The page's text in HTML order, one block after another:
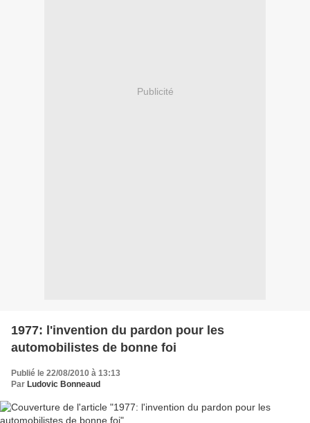
Publicité
1977: l'invention du pardon pour les
automobilistes de bonne foi
Publié le 22/08/2010 à 13:13
Par Ludovic Bonneaud